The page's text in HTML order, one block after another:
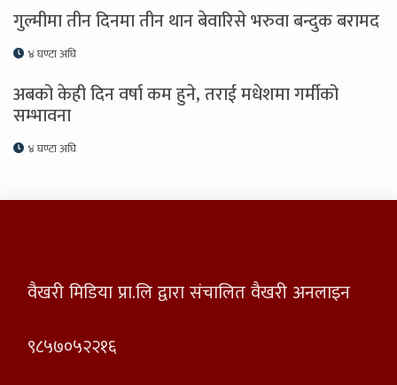
गुल्मीमा तीन दिनमा तीन थान बेवारिसे भरुवा बन्दुक बरामद
४ घण्टा अघि
अबको केही दिन वर्षा कम हुने, तराई मधेशमा गर्मीको
सम्भावना
४ घण्टा अघि
वैखरी मिडिया प्रा.लि द्वारा संचालित वैखरी अनलाइन
९८५७०५२२१६